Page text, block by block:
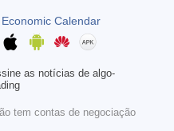
Economic Calendar
as notícias de algo-
tem contas de negociação